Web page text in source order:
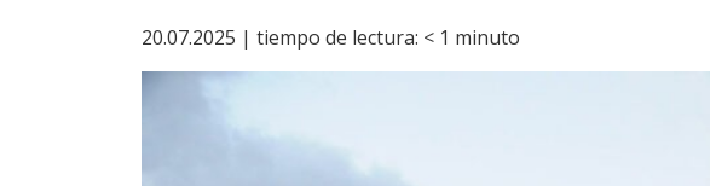
20.07.2025 | tiempo de lectura: < 1 minuto